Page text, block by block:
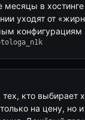
месяцы в
уходят от
конфигурациям
кто выбирает
на цену, но